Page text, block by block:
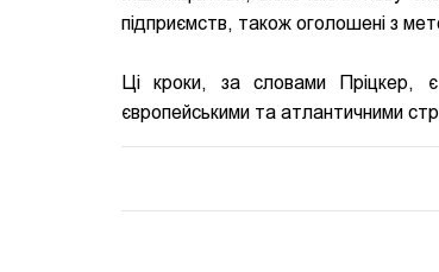
підприємств, також оголошені з
Ці кроки, за словами Пріцкер, є
європейськими та атлантичними